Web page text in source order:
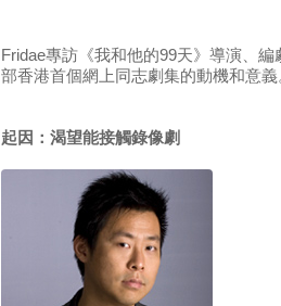
Fridae專訪《我和他的99天》導演、
部香港首個網上同志劇集的動機和意義
起因：渴望能接觸錄像劇